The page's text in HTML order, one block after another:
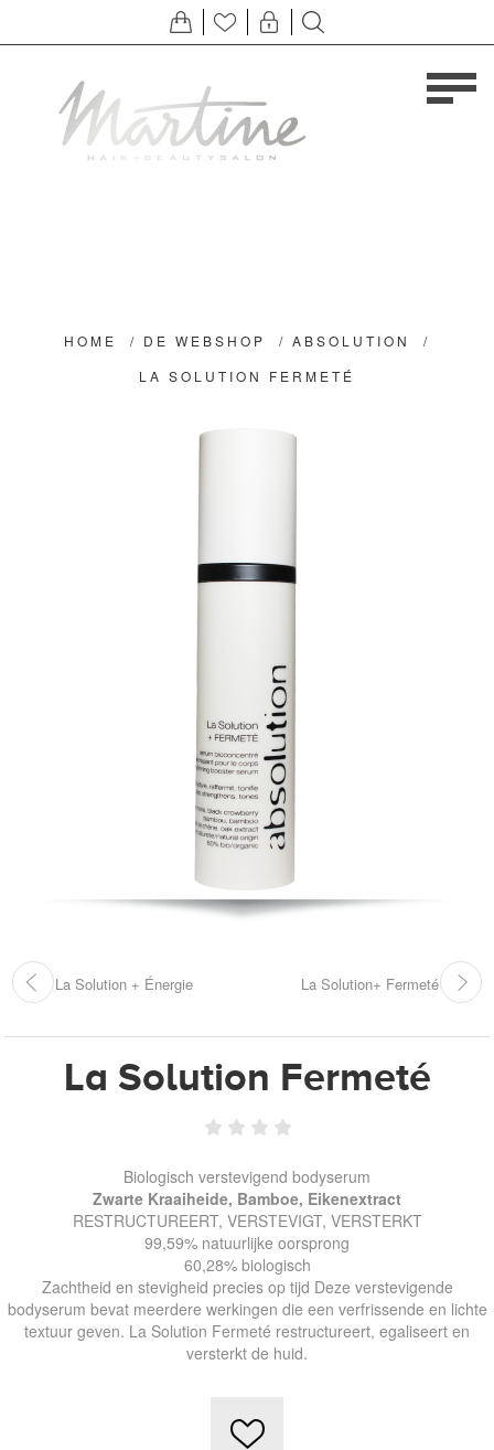
HOME / DE WEBSHOP / ABSOLUTION
/
LA SOLUTION FERMETÉ
La Solution + Énergie La Solution+ Fermeté
La Solution Fermeté
Biologisch verstevigend bodyserum
Zwarte Kraaiheide, Bamboe, Eikenextract
RESTRUCTUREERT, VERSTEVIGT, VERSTERKT
99,59% natuurlijke oorsprong
60,28% biologisch
Zachtheid en stevigheid precies op tijd Deze verstevigende
bodyserum bevat meerdere werkingen die een verfrissende en lichte
textuur geven. La Solution Fermeté restructureert, egaliseert en
versterkt de huid.